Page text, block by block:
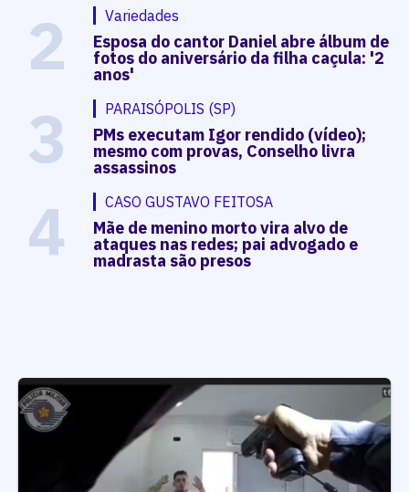
2 Variedades
Esposa do cantor Daniel abre álbum de
fotos do aniversário da filha caçula: '2
anos'
3 PARAISÓPOLIS (SP)
PMs executam Igor rendido (vídeo);
mesmo com provas, Conselho livra
assassinos
4 CASO GUSTAVO FEITOSA
Mãe de menino morto vira alvo de
ataques nas redes; pai advogado e
madrasta são presos